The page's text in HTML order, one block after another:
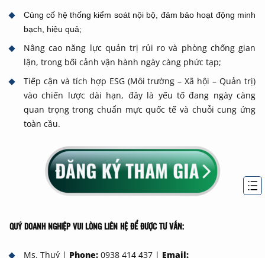
Củng cố hệ thống kiểm soát nội bộ, đảm bảo hoạt động minh
bạch, hiệu quả;
Nâng cao năng lực quản trị rủi ro và phòng chống gian
lận, trong bối cảnh vận hành ngày càng phức tạp;
Tiếp cận và tích hợp ESG (Môi trường – Xã hội – Quản trị)
vào chiến lược dài hạn, đây là yếu tố đang ngày càng
quan trọng trong chuẩn mực quốc tế và chuỗi cung ứng
toàn cầu.
QUÝ DOANH NGHIỆP VUI LÒNG LIÊN HỆ ĐỂ ĐƯỢC TƯ VẤN:
Ms. Thuỷ | Phone: 0938 414 437 | Email: